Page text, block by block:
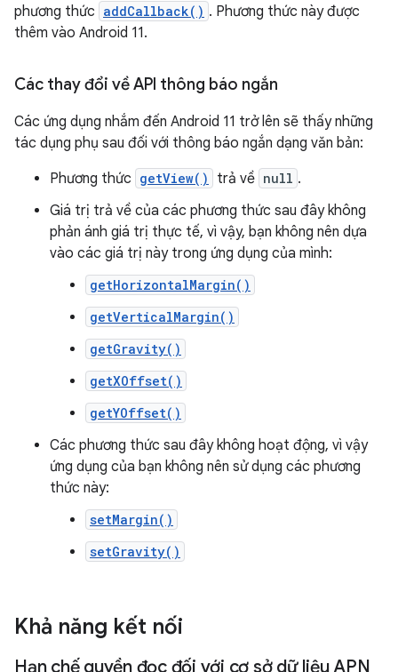
phương thức addCallback() . Phương thức này được
thêm vào Android 11.
Các thay đổi về API thông báo ngắn
Các ứng dụng nhắm đến Android 11 trở lên sẽ thấy những
tác dụng phụ sau đối với thông báo ngắn dạng văn bản:
Phương thức getView() trả về null .
Giá trị trả về của các phương thức sau đây không
phản ánh giá trị thực tế, vì vậy, bạn không nên dựa
vào các giá trị này trong ứng dụng của mình:
getHorizontalMargin()
getVerticalMargin()
getGravity()
getXOffset()
getYOffset()
Các phương thức sau đây không hoạt động, vì vậy
ứng dụng của bạn không nên sử dụng các phương
thức này:
setMargin()
setGravity()
Khả năng kết nối
Hạn chế quyền đọc đối với cơ sở dữ liệu APN